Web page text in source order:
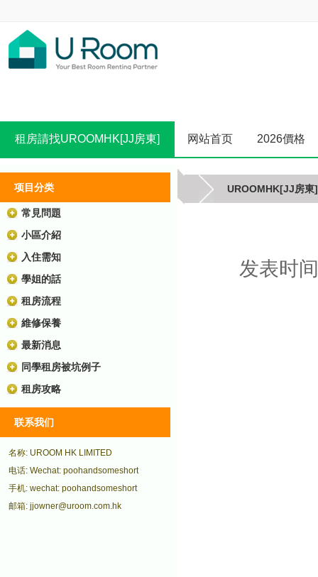
租房請找UROOMHK[JJ房東] 网站首页 2026價格
项目分类
常見問題
小區介紹
入住需知
學姐的話
租房流程
維修保養
最新消息
同學租房被坑例子
租房攻略
联系我们
名称: UROOM HK LIMITED
电话: Wechat: poohandsomeshort
手机: wechat: poohandsomeshort
邮箱: jjowner@uroom.com.hk
UROOMHK[JJ房東]
发表时